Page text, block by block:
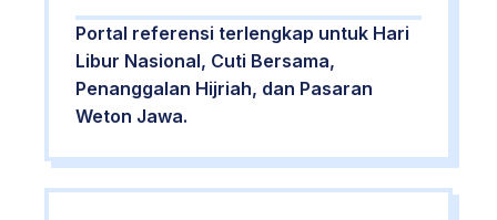
Portal referensi terlengkap untuk Hari
Libur Nasional, Cuti Bersama,
Penanggalan Hijriah, dan Pasaran
Weton Jawa.